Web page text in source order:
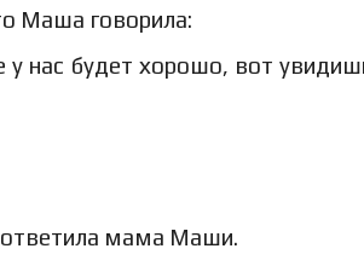
Маша говорила:
у нас будет хорошо, вот
ответила мама Маши.